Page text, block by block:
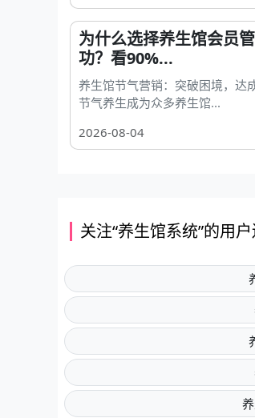
为什么选择养生馆会员
功？看90%...
养生馆节气营销：突破困境，达
节气养生成为众多养生馆...
2026-08-04
关注“养生馆系统”的用